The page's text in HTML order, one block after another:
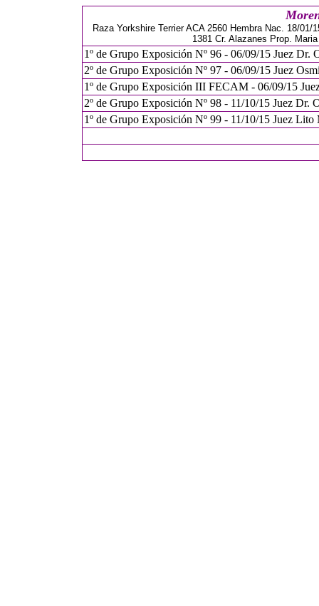
Raza Yorkshire Terrier ACA 2560 Hembra Nac. 18/
1381 Cr. Alazanes Prop.
1º de Grupo Exposición Nº 96 - 06/09/15 Juez Dr.
2º de Grupo Exposición Nº 97 - 06/09/15 Juez
1º de Grupo Exposición III FECAM - 06/09/15
2º de Grupo Exposición Nº 98 - 11/10/15 Juez Dr.
1º de Grupo Exposición Nº 99 - 11/10/15 Juez